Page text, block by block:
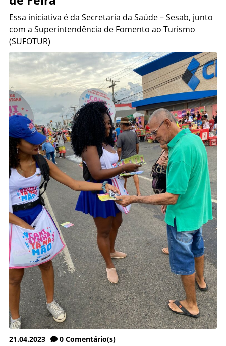
Essa iniciativa é da Secretaria da Saúde – Sesab, junto
com a Superintendência de Fomento ao Turismo
(SUFOTUR)
21.04.2023 0 Comentário(s)